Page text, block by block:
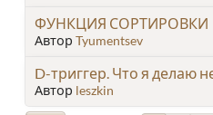
ФУНКЦИЯ СОРТИРОВКИ
Автор Tyumentsev
D-триггер. Что я делаю
Автор leszkin